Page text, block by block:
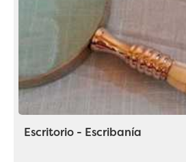
Escritorio - Escribanía